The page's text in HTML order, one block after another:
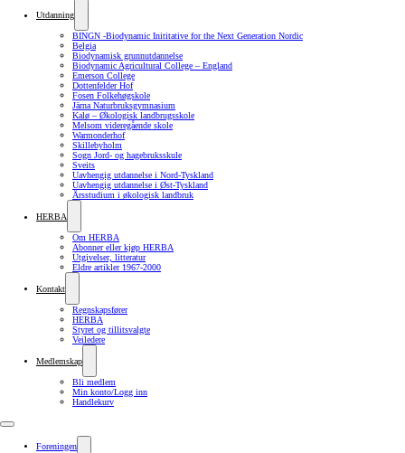
Utdanning
BINGN -Biodynamic Inititative for the Next Generation Nordic
Belgia
Biodynamisk grunnutdannelse
Biodynamic Agricultural College – England
Emerson College
Dottenfelder Hof
Fosen Folkehøgskole
Järna Naturbruksgymnasium
Kalø – Økologisk landbrugsskole
Melsom videregående skole
Warmonderhof
Skillebyholm
Sogn Jord- og hagebruksskule
Sveits
Uavhengig utdannelse i Nord-Tyskland
Uavhengig utdannelse i Øst-Tyskland
Årsstudium i økologisk landbruk
HERBA
Om HERBA
Abonner eller kjøp HERBA
Utgivelser, litteratur
Eldre artikler 1967-2000
Kontakt
Regnskapsfører
HERBA
Styret og tillitsvalgte
Veiledere
Medlemskap
Bli medlem
Min konto/Logg inn
Handlekurv
Foreningen